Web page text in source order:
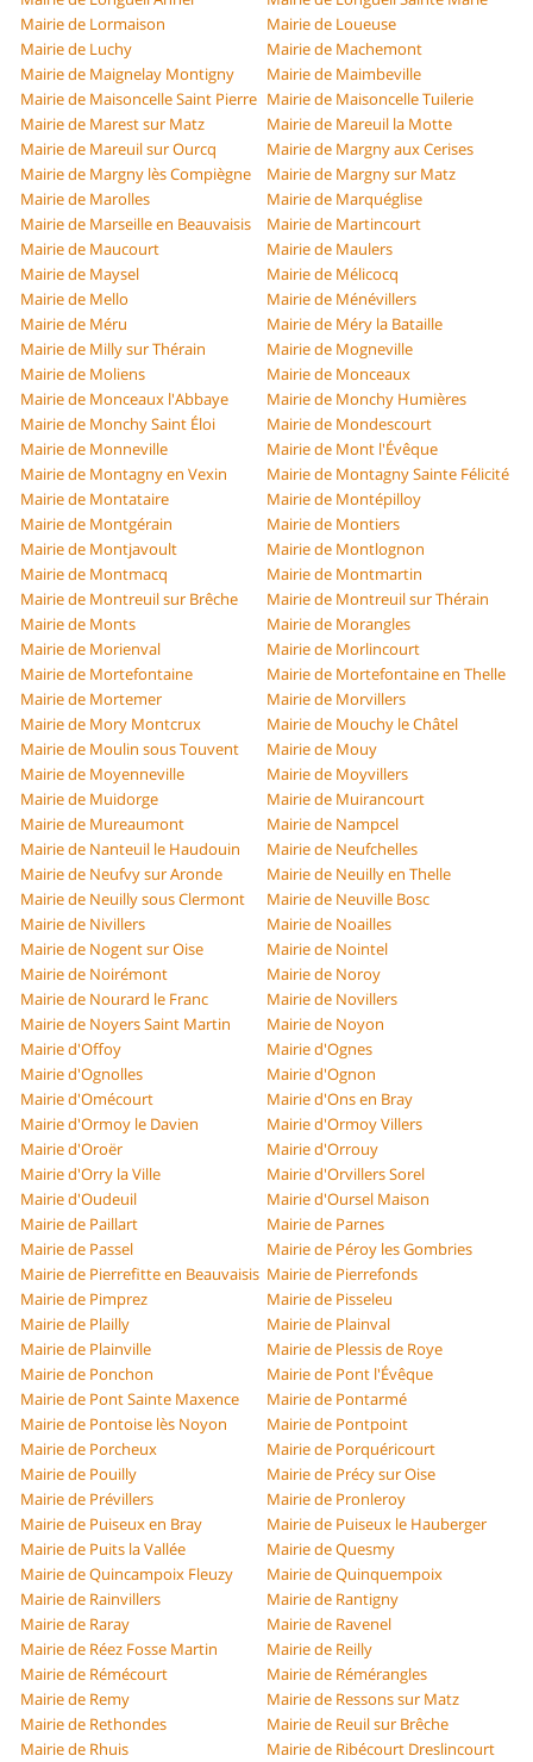
Mairie de Lormaison
Mairie de Loueuse
Mairie de Luchy
Mairie de Machemont
Mairie de Maignelay Montigny
Mairie de Maimbeville
Mairie de Maisoncelle Saint Pierre Mairie de Maisoncelle Tuilerie
Mairie de Marest sur Matz
Mairie de Mareuil la Motte
Mairie de Mareuil sur Ourcq
Mairie de Margny aux Cerises
Mairie de Margny lès Compiègne
Mairie de Margny sur Matz
Mairie de Marolles
Mairie de Marquéglise
Mairie de Marseille en Beauvaisis
Mairie de Martincourt
Mairie de Maucourt
Mairie de Maulers
Mairie de Maysel
Mairie de Mélicocq
Mairie de Mello
Mairie de Ménévillers
Mairie de Méru
Mairie de Méry la Bataille
Mairie de Milly sur Thérain
Mairie de Mogneville
Mairie de Moliens
Mairie de Monceaux
Mairie de Monceaux l'Abbaye
Mairie de Monchy Humières
Mairie de Monchy Saint Éloi
Mairie de Mondescourt
Mairie de Monneville
Mairie de Mont l'Évêque
Mairie de Montagny en Vexin
Mairie de Montagny Sainte Félicité
Mairie de Montataire
Mairie de Montépilloy
Mairie de Montgérain
Mairie de Montiers
Mairie de Montjavoult
Mairie de Montlognon
Mairie de Montmacq
Mairie de Montmartin
Mairie de Montreuil sur Brêche
Mairie de Montreuil sur Thérain
Mairie de Monts
Mairie de Morangles
Mairie de Morienval
Mairie de Morlincourt
Mairie de Mortefontaine
Mairie de Mortefontaine en Thelle
Mairie de Mortemer
Mairie de Morvillers
Mairie de Mory Montcrux
Mairie de Mouchy le Châtel
Mairie de Moulin sous Touvent
Mairie de Mouy
Mairie de Moyenneville
Mairie de Moyvillers
Mairie de Muidorge
Mairie de Muirancourt
Mairie de Mureaumont
Mairie de Nampcel
Mairie de Nanteuil le Haudouin
Mairie de Neufchelles
Mairie de Neufvy sur Aronde
Mairie de Neuilly en Thelle
Mairie de Neuilly sous Clermont
Mairie de Neuville Bosc
Mairie de Nivillers
Mairie de Noailles
Mairie de Nogent sur Oise
Mairie de Nointel
Mairie de Noirémont
Mairie de Noroy
Mairie de Nourard le Franc
Mairie de Novillers
Mairie de Noyers Saint Martin
Mairie de Noyon
Mairie d'Offoy
Mairie d'Ognes
Mairie d'Ognolles
Mairie d'Ognon
Mairie d'Omécourt
Mairie d'Ons en Bray
Mairie d'Ormoy le Davien
Mairie d'Ormoy Villers
Mairie d'Oroër
Mairie d'Orrouy
Mairie d'Orry la Ville
Mairie d'Orvillers Sorel
Mairie d'Oudeuil
Mairie d'Oursel Maison
Mairie de Paillart
Mairie de Parnes
Mairie de Passel
Mairie de Péroy les Gombries
Mairie de Pierrefitte en Beauvaisis Mairie de Pierrefonds
Mairie de Pimprez
Mairie de Pisseleu
Mairie de Plailly
Mairie de Plainval
Mairie de Plainville
Mairie de Plessis de Roye
Mairie de Ponchon
Mairie de Pont l'Évêque
Mairie de Pont Sainte Maxence
Mairie de Pontarmé
Mairie de Pontoise lès Noyon
Mairie de Pontpoint
Mairie de Porcheux
Mairie de Porquéricourt
Mairie de Pouilly
Mairie de Précy sur Oise
Mairie de Prévillers
Mairie de Pronleroy
Mairie de Puiseux en Bray
Mairie de Puiseux le Hauberger
Mairie de Puits la Vallée
Mairie de Quesmy
Mairie de Quincampoix Fleuzy
Mairie de Quinquempoix
Mairie de Rainvillers
Mairie de Rantigny
Mairie de Raray
Mairie de Ravenel
Mairie de Réez Fosse Martin
Mairie de Reilly
Mairie de Rémécourt
Mairie de Rémérangles
Mairie de Remy
Mairie de Ressons sur Matz
Mairie de Rethondes
Mairie de Reuil sur Brêche
Mairie de Rhuis
Mairie de Ribécourt Dreslincourt